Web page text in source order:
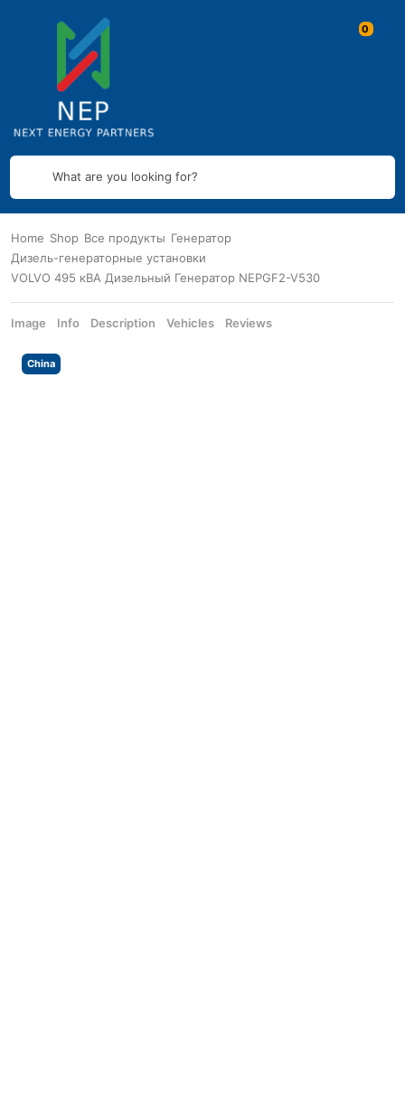
What are you looking for?
Home Shop Все продукты Генератор
Дизель-генераторные установки
VOLVO 495 кВА Дизельный Генератор NEPGF2-V530
Image Info Description Vehicles Reviews
China